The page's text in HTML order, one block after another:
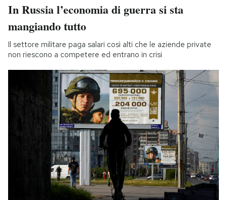
In Russia l’economia di guerra si sta
mangiando tutto
Il settore militare paga salari così alti che le aziende private
non riescono a competere ed entrano in crisi